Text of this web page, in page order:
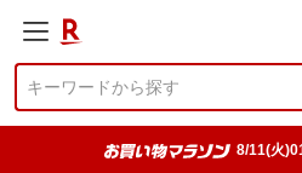
8/11(火